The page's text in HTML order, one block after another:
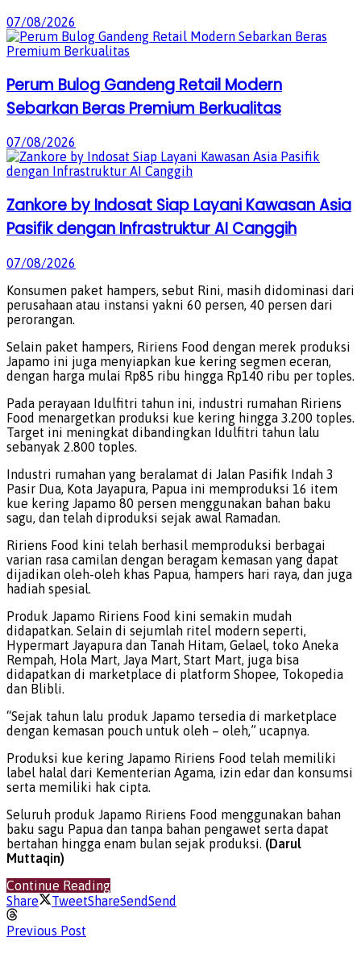
07/08/2026
Perum Bulog Gandeng Retail Modern
Sebarkan Beras Premium Berkualitas
07/08/2026
Zankore by Indosat Siap Layani Kawasan Asia
Pasifik dengan Infrastruktur AI Canggih
07/08/2026
Konsumen paket hampers, sebut Rini, masih didominasi dari
perusahaan atau instansi yakni 60 persen, 40 persen dari
perorangan.
Selain paket hampers, Ririens Food dengan merek produksi
Japamo ini juga menyiapkan kue kering segmen eceran,
dengan harga mulai Rp85 ribu hingga Rp140 ribu per toples.
Pada perayaan Idulfitri tahun ini, industri rumahan Ririens
Food menargetkan produksi kue kering hingga 3.200 toples.
Target ini meningkat dibandingkan Idulfitri tahun lalu
sebanyak 2.800 toples.
Industri rumahan yang beralamat di Jalan Pasifik Indah 3
Pasir Dua, Kota Jayapura, Papua ini memproduksi 16 item
kue kering Japamo 80 persen menggunakan bahan baku
sagu, dan telah diproduksi sejak awal Ramadan.
Ririens Food kini telah berhasil memproduksi berbagai
varian rasa camilan dengan beragam kemasan yang dapat
dijadikan oleh-oleh khas Papua, hampers hari raya, dan juga
hadiah spesial.
Produk Japamo Ririens Food kini semakin mudah
didapatkan. Selain di sejumlah ritel modern seperti,
Hypermart Jayapura dan Tanah Hitam, Gelael, toko Aneka
Rempah, Hola Mart, Jaya Mart, Start Mart, juga bisa
didapatkan di marketplace di platform Shopee, Tokopedia
dan Blibli.
“Sejak tahun lalu produk Japamo tersedia di marketplace
dengan kemasan pouch untuk oleh – oleh,” ucapnya.
Produksi kue kering Japamo Ririens Food telah memiliki
label halal dari Kementerian Agama, izin edar dan konsumsi
serta memiliki hak cipta.
Seluruh produk Japamo Ririens Food menggunakan bahan
baku sagu Papua dan tanpa bahan pengawet serta dapat
bertahan hingga enam bulan sejak produksi. (Darul
Muttaqin)
Continue Reading
Share
TweetShareSendSend
Previous Post